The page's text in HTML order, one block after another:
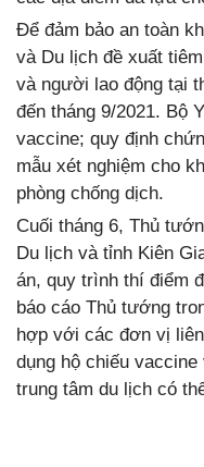
Để đảm bảo an toàn
và Du lịch đề xuất
và người lao động tại
đến tháng 9/2021. Bộ
vaccine; quy định
mẫu xét nghiệm cho
phòng chống dịch.
Cuối tháng 6, Thủ
Du lịch và tỉnh Kiên
án, quy trình thí điểm
báo cáo Thủ tướng
hợp với các đơn vị
dụng hộ chiếu
trung tâm du lịch có